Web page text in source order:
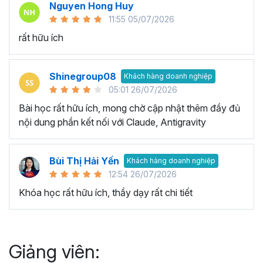
Nguyen Hong Huy
11:55 05/07/2026
rất hữu ích
Shinegroup08 Khách hàng doanh nghiệp
05:01 26/07/2026
Bài học rất hữu ích, mong chờ cập nhật thêm đầy đủ
nội dung phần kết nối với Claude, Antigravity
Bùi Thị Hải Yến Khách hàng doanh nghiệp
12:54 26/07/2026
Khóa học rất hữu ích, thầy dạy rất chi tiết
Giảng viên: